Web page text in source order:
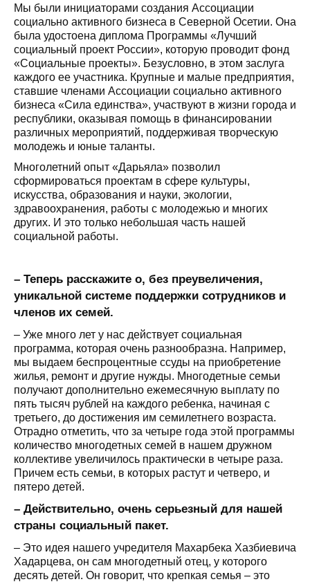
Мы были инициаторами создания Ассоциации
социально активного бизнеса в Северной Осетии. Она
была удостоена диплома Программы «Лучший
социальный проект России», которую проводит фонд
«Социальные проекты». Безусловно, в этом заслуга
каждого ее участника. Крупные и малые предприятия,
ставшие членами Ассоциации социально активного
бизнеса «Сила единства», участвуют в жизни города и
республики, оказывая помощь в финансировании
различных мероприятий, поддерживая творческую
молодежь и юные таланты.
Многолетний опыт «Дарьяла» позволил
сформироваться проектам в сфере культуры,
искусства, образования и науки, экологии,
здравоохранения, работы с молодежью и многих
других. И это только небольшая часть нашей
социальной работы.
– Теперь расскажите о, без преувеличения,
уникальной системе поддержки сотрудников и
членов их семей.
– Уже много лет у нас действует социальная
программа, которая очень разнообразна. Например,
мы выдаем беспроцентные ссуды на приобретение
жилья, ремонт и другие нужды. Многодетные семьи
получают дополнительно ежемесячную выплату по
пять тысяч рублей на каждого ребенка, начиная с
третьего, до достижения им семилетнего возраста.
Отрадно отметить, что за четыре года этой программы
количество многодетных семей в нашем дружном
коллективе увеличилось практически в четыре раза.
Причем есть семьи, в которых растут и четверо, и
пятеро детей.
– Действительно, очень серьезный для нашей
страны социальный пакет.
– Это идея нашего учредителя Махарбека Хазбиевича
Хадарцева, он сам многодетный отец, у которого
десять детей. Он говорит, что крепкая семья – это